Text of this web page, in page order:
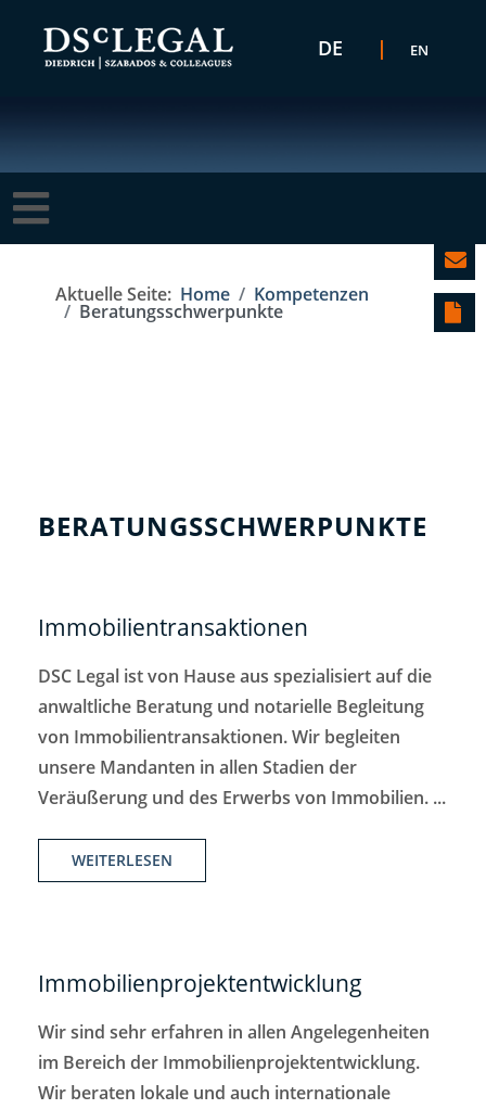
DE EN
Aktuelle Seite: Home Kompetenzen
Beratungsschwerpunkte
BERATUNGSSCHWERPUNKTE
Immobilientransaktionen
DSC Legal ist von Hause aus spezialisiert auf die
anwaltliche Beratung und notarielle Begleitung
von Immobilientransaktionen. Wir begleiten
unsere Mandanten in allen Stadien der
Veräußerung und des Erwerbs von Immobilien. ...
WEITERLESEN
Immobilienprojektentwicklung
Wir sind sehr erfahren in allen Angelegenheiten
im Bereich der Immobilienprojektentwicklung.
Wir beraten lokale und auch internationale